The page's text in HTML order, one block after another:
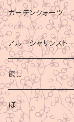
ガーデンクォーツ
アルーシャサンスト
癒し
ぼ